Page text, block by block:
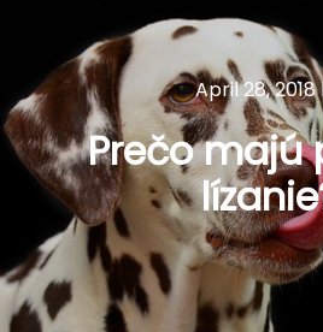
April 28, 2018
Prečo majú